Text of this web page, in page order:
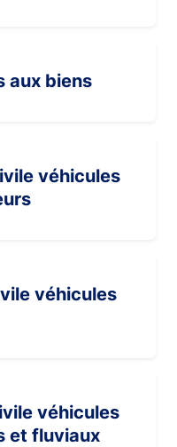
aux biens
véhicules
véhicules
véhicules
et fluviaux